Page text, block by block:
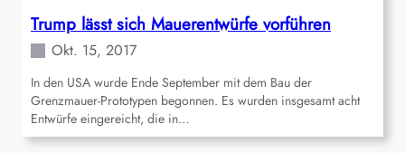
Trump lässt sich Mauerentwürfe vorführen
Okt. 15, 2017
In den USA wurde Ende September mit dem Bau der
Grenzmauer-Prototypen begonnen. Es wurden insgesamt acht
Entwürfe eingereicht, die in…